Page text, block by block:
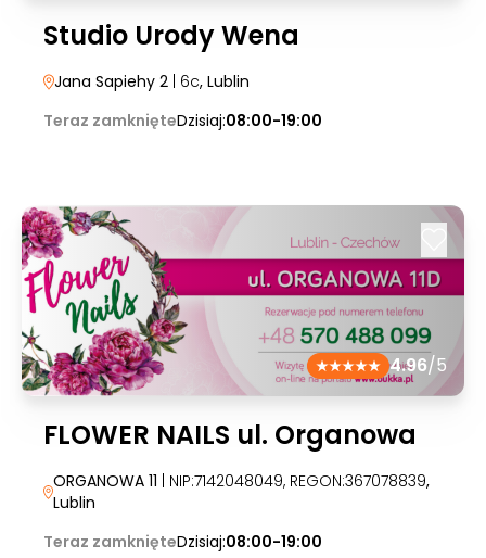
Studio Urody Wena
Jana Sapiehy 2 | 6c, Lublin
Teraz zamknięteDzisiaj:08:00-19:00
4.96/5
FLOWER NAILS ul. Organowa
ORGANOWA 11 | NIP:7142048049, REGON:367078839,
Lublin
Teraz zamknięteDzisiaj:08:00-19:00